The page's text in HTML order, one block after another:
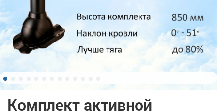
Комплект активной